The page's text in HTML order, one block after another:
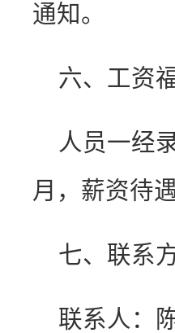
通知。
六、工资
人员一经
月，薪资待
七、联系
联系人：